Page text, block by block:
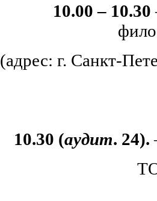
10.00 – 10.30
(адрес: г. Санкт-
10.30 (аудит. 24).